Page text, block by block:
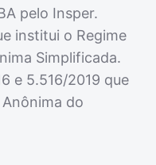
pelo Insper.
institui o Regime
Simplificada.
e 5.516/2019 que
do